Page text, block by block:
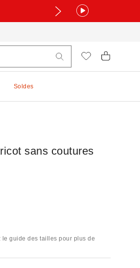
Soldes
sans coutures
guide des tailles pour plus de